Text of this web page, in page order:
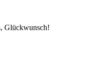
Glückwunsch!